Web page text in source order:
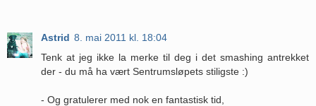
Astrid 8. mai 2011 kl. 18:04
Tenk at jeg ikke la merke til deg i det smashing antrekket
der - du må ha vært Sentrumsløpets stiligste :)
- Og gratulerer med nok en fantastisk tid,